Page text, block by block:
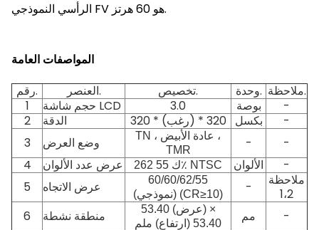
الرأسي النموذجي FV هو 60 هرتز.
المواصفات العامة
رقم.
العنصر. تخصيص. وحدة.
ملاحظة.
1
حجم شاشة LCD 3.0 بوصة
-
2
الدقة 320 * (رغب) * 320 بكسل
-
3
وضع العرض
TN ، عادة الأبيض ،
TMR
-
-
4
عرض عدد الألوان 262 ك 55٪ NTSC الألوان
-
5
عرض الاتجاه
60/60/62/55
(نموذجي) (CR≥10)
-
ملاحظة
1،2
6
منطقة نشطة
53.40 (عرض) ×
53.40 (ارتفاع) ملم
مم -